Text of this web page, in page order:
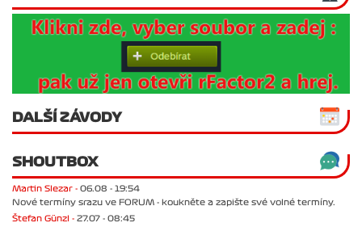
DALŠÍ ZÁVODY
SHOUTBOX
Martin Slezar - 06.08 - 19:54
Nové termíny srazu ve FORUM - koukněte a zapište své volné termíny.
Štefan Günzl - 27.07 - 08:45